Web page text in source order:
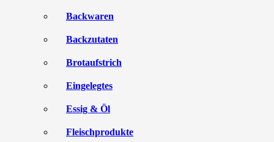
Backwaren
Backzutaten
Brotaufstrich
Eingelegtes
Essig & Öl
Fleischprodukte